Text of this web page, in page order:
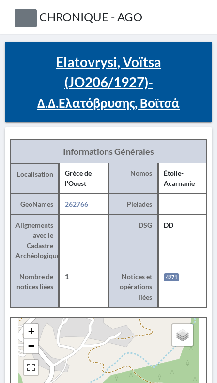
CHRONIQUE - AGO
Elatovrysi, Voïtsa
(JO206/1927)-
Δ.Δ.Ελατόβρυσης, Βοϊτσά
Informations Générales
Localisation
Grèce de
l'Ouest
Nomos
Étolie-
Acarnanie
GeoNames 262766 Pleiades
Alignements
avec le
Cadastre
Archéologique
DSG DD
Nombre de
notices liées
1
Notices et
opérations
liées
4271
+
−